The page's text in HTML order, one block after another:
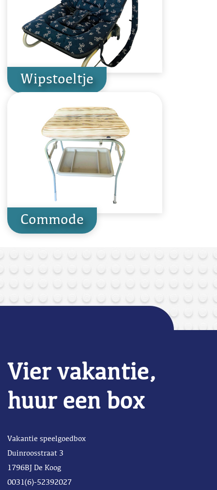
Wipstoeltje
Commode
Vier vakantie,
huur een box
Vakantie speelgoedbox
Duinroosstraat 3
1796BJ De Koog
0031(6)-52392027